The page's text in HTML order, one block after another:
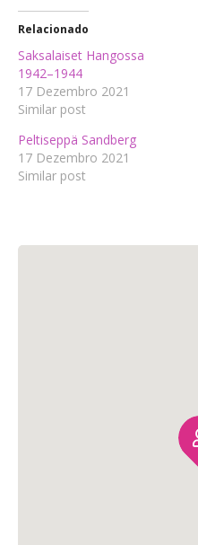
Relacionado
Saksalaiset Hangossa
1942–1944
17 Dezembro 2021
Similar post
Peltiseppä Sandberg
17 Dezembro 2021
Similar post